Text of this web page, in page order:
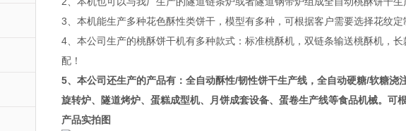
3、本机能生产多种花色酥性类饼干，模型有多种，可根据客户需要选择花纹定
4、本公司生产的桃酥饼干机有多种款式：标准桃酥机，双链条输送桃酥机，
配！
5、本公司还生产的产品有：全自动酥性/韧性饼干生产线，全自动硬糖/软糖
旋转炉、隧道烤炉、蛋糕成型机、月饼成套设备、蛋卷生产线等食品机械。可
产品实拍图